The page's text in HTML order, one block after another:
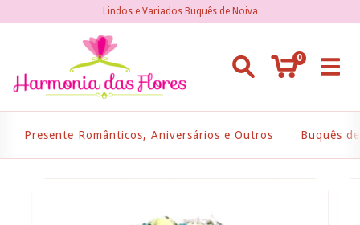
Lindos e Variados Buquês de Noiva
0
Presente Românticos, Aniversários e Outros Buquês